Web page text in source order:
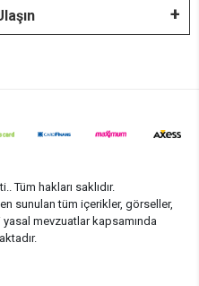
Tüm hakları saklıdır.
sunulan tüm içerikler, görseller,
mevzuatlar kapsamında